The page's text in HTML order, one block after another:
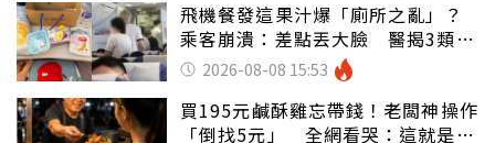
飛機餐發這果汁爆「廁所之亂」？
乘客崩潰：差點丟大臉 醫揭3類人
別亂喝
2026-08-08 15:53
買195元鹹酥雞忘帶錢！老闆神操作
「倒找5元」 全網看哭：這就是台